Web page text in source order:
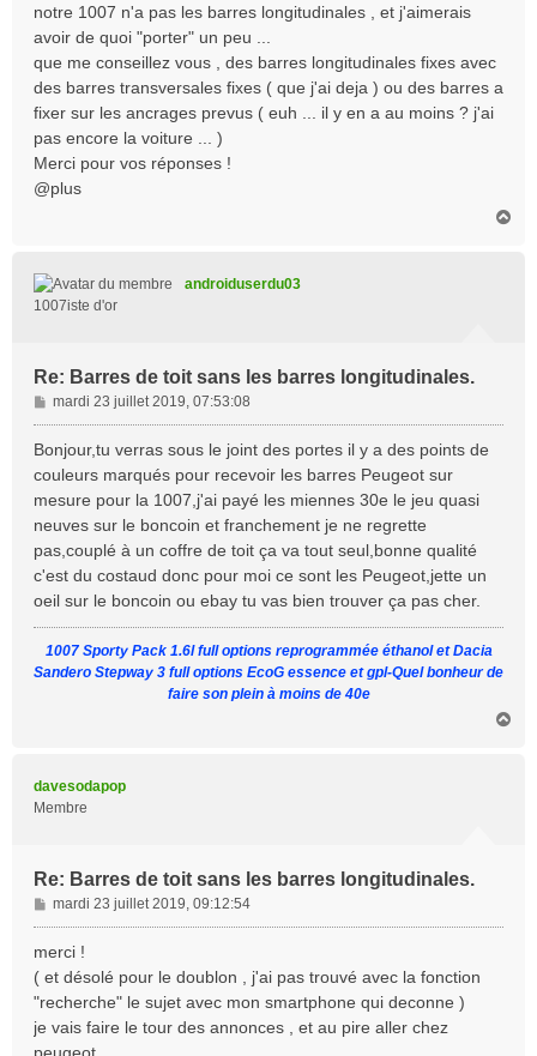
g
e
notre 1007 n'a pas les barres longitudinales , et j'aimerais
avoir de quoi "porter" un peu ...
que me conseillez vous , des barres longitudinales fixes avec
des barres transversales fixes ( que j'ai deja ) ou des barres a
fixer sur les ancrages prevus ( euh ... il y en a au moins ? j'ai
pas encore la voiture ... )
Merci pour vos réponses !
@plus
androiduserdu03
1007iste d'or
Re: Barres de toit sans les barres longitudinales.
M
e
s
g
e
mardi 23 juillet 2019, 07:53:08
Bonjour,tu verras sous le joint des portes il y a des points de
couleurs marqués pour recevoir les barres Peugeot sur
mesure pour la 1007,j'ai payé les miennes 30e le jeu quasi
neuves sur le boncoin et franchement je ne regrette
pas,couplé à un coffre de toit ça va tout seul,bonne qualité
c'est du costaud donc pour moi ce sont les Peugeot,jette un
oeil sur le boncoin ou ebay tu vas bien trouver ça pas cher.
1007 Sporty Pack 1.6l full options reprogrammée éthanol et Dacia
Sandero Stepway 3 full options EcoG essence et gpl-Quel bonheur de
faire son plein à moins de 40e
davesodapop
Membre
Re: Barres de toit sans les barres longitudinales.
M
e
s
g
e
mardi 23 juillet 2019, 09:12:54
merci !
( et désolé pour le doublon , j'ai pas trouvé avec la fonction
"recherche" le sujet avec mon smartphone qui deconne )
je vais faire le tour des annonces , et au pire aller chez